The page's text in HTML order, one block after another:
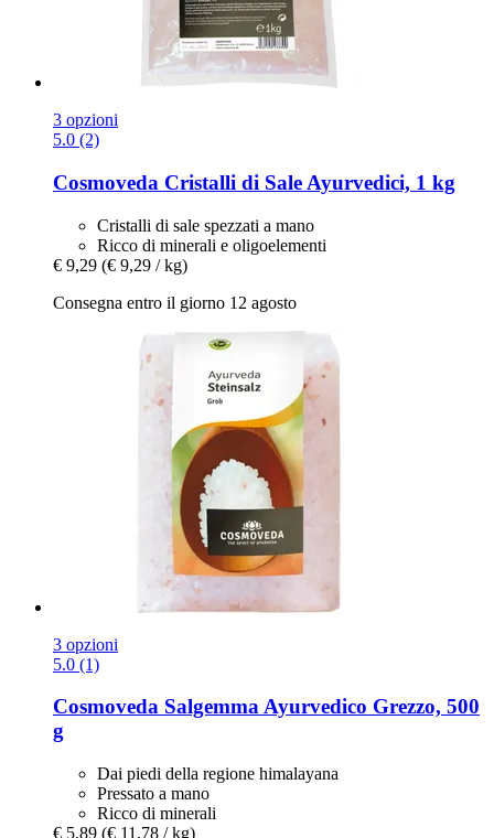
3 opzioni
5.0 (2)
Cosmoveda Cristalli di Sale Ayurvedici, 1 kg
Cristalli di sale spezzati a mano
Ricco di minerali e oligoelementi
€ 9,29 (€ 9,29 / kg)
Consegna entro il giorno 12 agosto
3 opzioni
5.0 (1)
Cosmoveda Salgemma Ayurvedico Grezzo, 500
g
Dai piedi della regione himalayana
Pressato a mano
Ricco di minerali
€ 5,89 (€ 11,78 / kg)